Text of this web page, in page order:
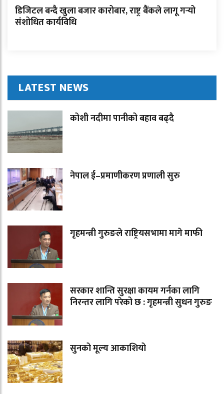
डिजिटल बन्दै खुला बजार कारोबार, राष्ट्र बैंकले लागू गर्‍यो
संशोधित कार्यविधि
LATEST NEWS
कोशी नदीमा पानीको बहाव बढ्दै
नेपाल ई–प्रमाणीकरण प्रणाली सुरु
गृहमन्त्री गुरुङले राष्ट्रियसभामा मागे माफी
सरकार शान्ति सुरक्षा कायम गर्नका लागि
निरन्तर लागि परेको छ : गृहमन्त्री सुधन गुरुङ
सुनको मूल्य आकाशियो